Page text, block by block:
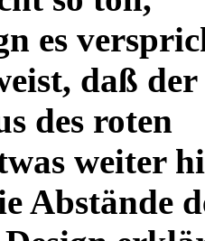
es
daß
des roten
weiter
Abstände